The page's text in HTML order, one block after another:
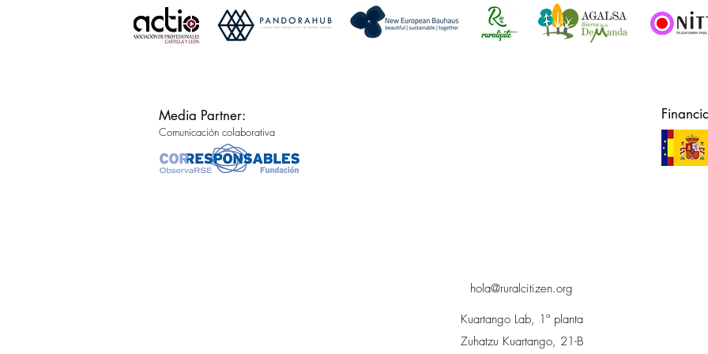
Media Partner:
Comunicación colaborativa
hola@ruralcitizen.org
Kuartango Lab, 1ª planta
Zuhatzu Kuartango, 21-B